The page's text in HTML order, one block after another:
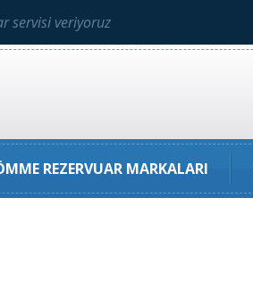
servisi veriyoruz
REZERVUAR MARKALARI